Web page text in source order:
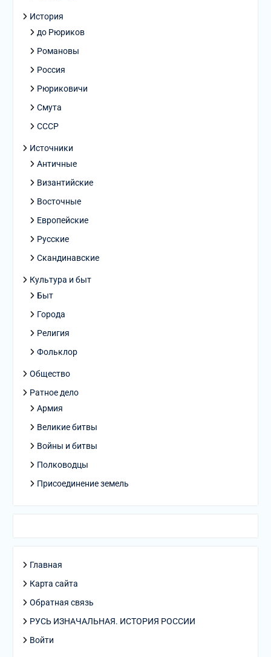
История
до Рюриков
Романовы
Россия
Рюриковичи
Смута
СССР
Источники
Античные
Византийские
Восточные
Европейские
Русские
Скандинавские
Культура и быт
Быт
Города
Религия
Фольклор
Общество
Ратное дело
Армия
Великие битвы
Войны и битвы
Полководцы
Присоединение земель
Главная
Карта сайта
Обратная связь
РУСЬ ИЗНАЧАЛЬНАЯ. ИСТОРИЯ РОССИИ
Войти